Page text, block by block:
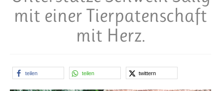
Patenschaft verschenken
mit einer Tierpatenschaft
mit Herz.
teilen teilen twittern